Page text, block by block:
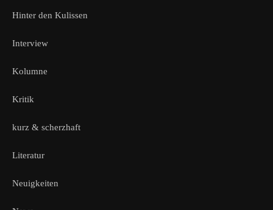
Hinter den Kulissen
Interview
Kolumne
Kritik
kurz & scherzhaft
Literatur
Neuigkeiten